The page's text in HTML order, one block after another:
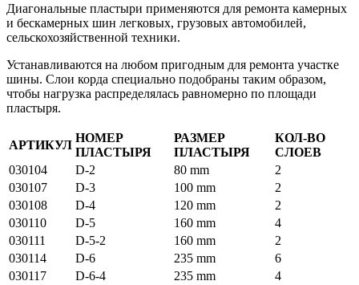
Диагональные пластыри применяются для ремонта камерных
и бескамерных шин легковых, грузовых автомобилей,
сельскохозяйственной техники.
Устанавливаются на любом пригодным для ремонта участке
шины. Слои корда специально подобраны таким образом,
чтобы нагрузка распределялась равномерно по площади
пластыря.
АРТИКУЛ
НОМЕР
ПЛАСТЫРЯ
РАЗМЕР
ПЛАСТЫРЯ
КОЛ-ВО
СЛОЕВ
030104
D-2 80 mm
2
030107
D-3 100 mm
2
030108
D-4 120 mm
2
030110
D-5 160 mm
4
030111
D-5-2 160 mm
2
030114
D-6 235 mm
6
030117
D-6-4 235 mm
4